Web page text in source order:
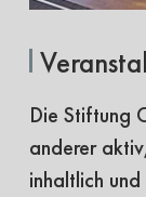
Die Stiftung
anderer
inhaltlich